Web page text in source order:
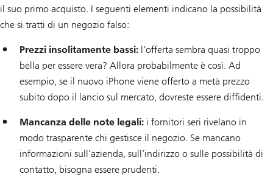
il suo primo acquisto. I seguenti elementi indicano la possibilità
che si tratti di un negozio falso:
Prezzi insolitamente bassi: l’offerta sembra quasi troppo
bella per essere vera? Allora probabilmente è così. Ad
esempio, se il nuovo iPhone viene offerto a metà prezzo
subito dopo il lancio sul mercato, dovreste essere diffidenti.
Mancanza delle note legali: i fornitori seri rivelano in
modo trasparente chi gestisce il negozio. Se mancano
informazioni sull’azienda, sull’indirizzo o sulle possibilità di
contatto, bisogna essere prudenti.